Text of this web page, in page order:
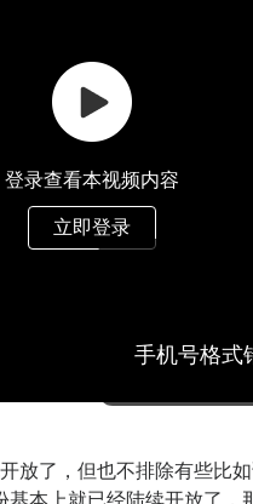
登录查看本视频内容
立即登录
放了，但也不排除有些比